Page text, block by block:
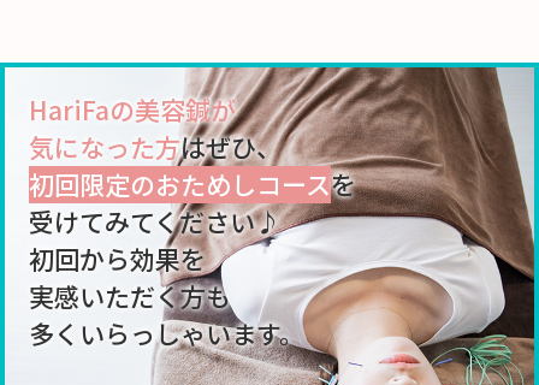
HariFaの美容鍼が
気になった方はぜひ、
初回限定のおためしコースを
受けてみてください♪
初回から効果を
実感いただく方も
多くいらっしゃいます。